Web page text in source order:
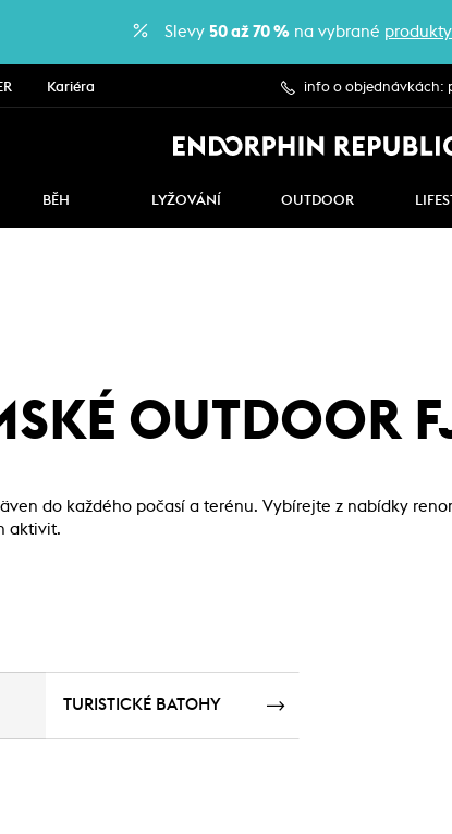
Slevy 50 až 70 % na vybrané
Kariéra info o objednávkách:
BĚH LYŽOVÁNÍ OUTDOOR
OUTDOOR
do každého počasí a terénu. Vybírejte z nabídky
aktivit.
TURISTICKÉ BATOHY